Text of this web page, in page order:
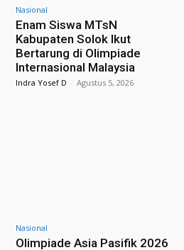
Nasional
Enam Siswa MTsN
Kabupaten Solok Ikut
Bertarung di Olimpiade
Internasional Malaysia
Indra Yosef D - Agustus 5, 2026
Nasional
Olimpiade Asia Pasifik 2026